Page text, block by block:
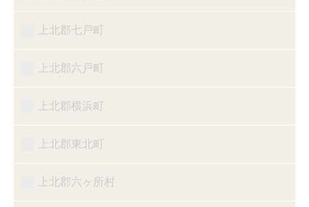
上北郡七戸町
上北郡六戸町
上北郡横浜町
上北郡東北町
上北郡六ヶ所村